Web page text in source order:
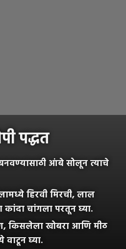
पद्धत
आंबे सोलून त्याचे
हिरवी मिरची, लाल
कांदा चांगला परतून घ्या.
किसलेला खोबरा आणि मीठ
घ्या.